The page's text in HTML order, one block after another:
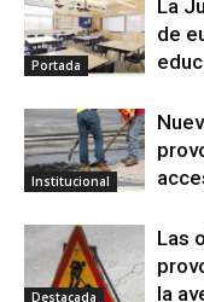
Portada
La
de
Institucional
Destacada
Las
la